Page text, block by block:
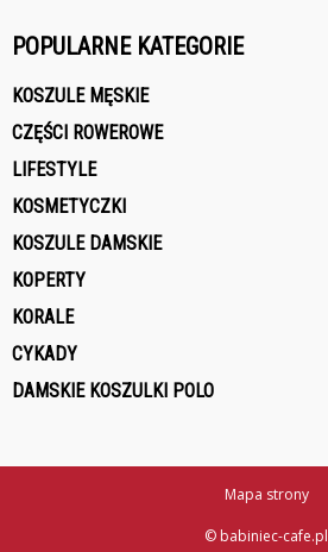
POPULARNE KATEGORIE
KOSZULE MĘSKIE
CZĘŚCI ROWEROWE
LIFESTYLE
KOSMETYCZKI
KOSZULE DAMSKIE
KOPERTY
KORALE
CYKADY
DAMSKIE KOSZULKI POLO
Mapa strony
© babiniec-cafe.pl